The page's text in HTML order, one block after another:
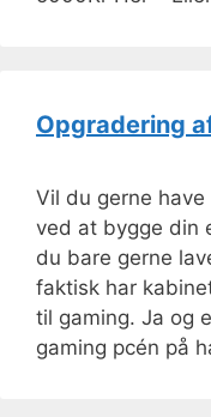
Opgradering
Vil du gerne
ved at bygge din
du bare gerne
faktisk har
til gaming. Ja og
gaming pcén på